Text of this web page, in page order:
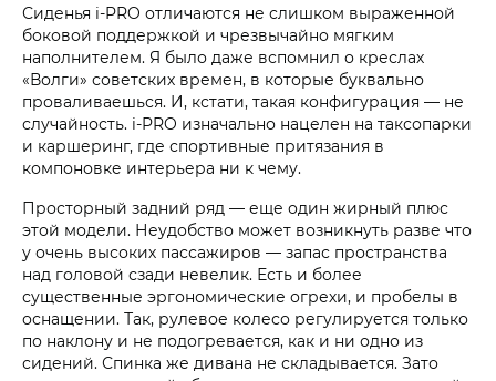
Сиденья i‑PRO отличаются не слишком выраженной
боковой поддержкой и чрезвычайно мягким
наполнителем. Я было даже вспомнил о креслах
«Волги» советских времен, в которые буквально
проваливаешься. И, кстати, такая конфигурация — не
случайность. i‑PRO изначально нацелен на таксопарки
и каршеринг, где спортивные притязания в
компоновке интерьера ни к чему.
Просторный задний ряд — еще один жирный плюс
этой модели. Неудобство может возникнуть разве что
у очень высоких пассажиров — запас пространства
над головой сзади невелик. Есть и более
существенные эргономические огрехи, и пробелы в
оснащении. Так, рулевое колесо регулируется только
по наклону и не подогревается, как и ни одно из
сидений. Спинка же дивана не складывается. Зато